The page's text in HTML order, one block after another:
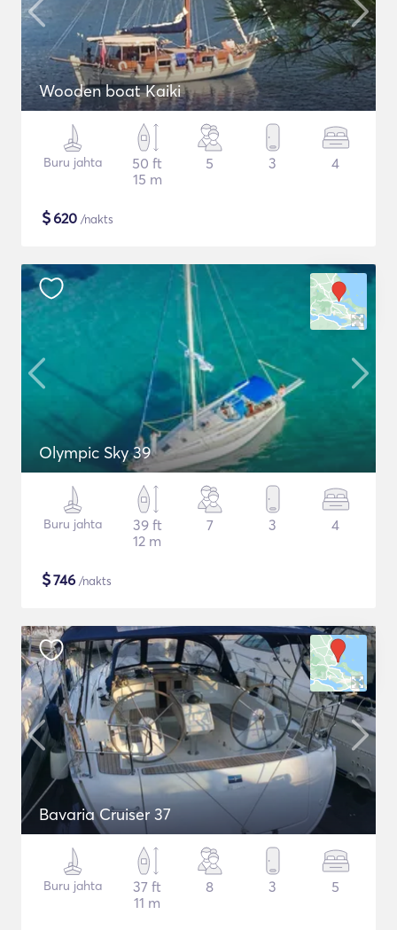
Wooden boat Kaiki
Buru jahta
50 ft
15 m
5 3 4
$620 /nakts
Olympic Sky 39
Buru jahta
39 ft
12 m
7 3 4
$746 /nakts
Bavaria Cruiser 37
Buru jahta
37 ft
11 m
8 3 5